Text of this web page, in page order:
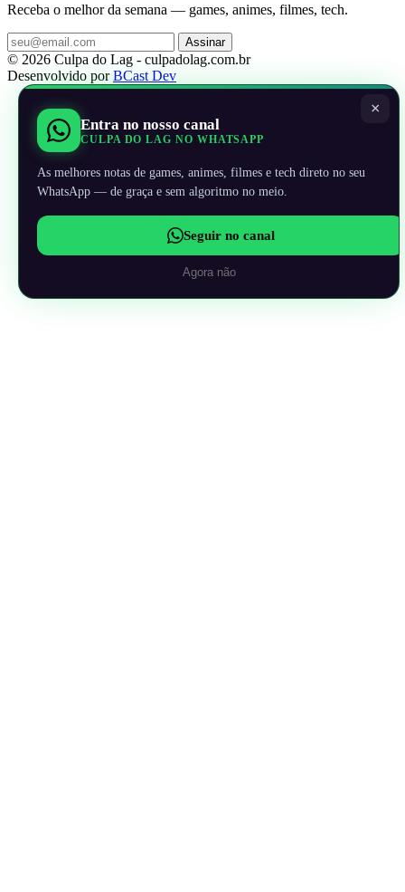
Receba o melhor da semana — games, animes, filmes, tech.
Assinar
© 2026 Culpa do Lag - culpadolag.com.br
Desenvolvido porBCast Dev
×
Entra no nosso canal
CULPA DO LAG NO WHATSAPP
As melhores notas de games, animes, filmes e tech direto no seu
WhatsApp — de graça e sem algoritmo no meio.
Seguir no canal
Agora não